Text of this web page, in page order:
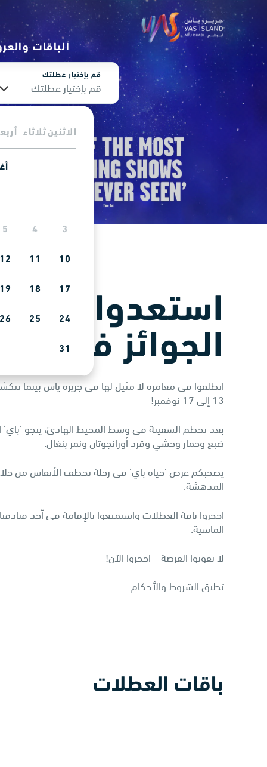
الباقات
قم بإختيار عطلتك
قم بإختيار عطلتك
الاثنين ثلاثاء
3
4
5
10
11
17
18
24
25
31
استعدوا
الجوائز في
انطلقوا في مغامرة لا مثيل لها في جزيرة ياس بينما
13 إلى 17 نوفمبر!
ضبع وحمار وحشي وقرد أورانجوتان ونمر بنغال.
يصحبكم عرض 'حياة باي' في رحلة تخطف الأنفاس من
المدهشة.
احجزوا باقة العطلات واستمتعوا بالإقامة في أحد
الماسية.
لا تفوتوا الفرصة – احجزوا الآن!
تطبق الشروط والأحكام.
باقات العطلات